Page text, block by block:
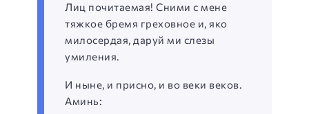
Лиц почитаемая! Сними с мене
тяжкое бремя греховное и, яко
милосердая, даруй ми слезы
умиления.
И ныне, и присно, и во веки веков.
Аминь: